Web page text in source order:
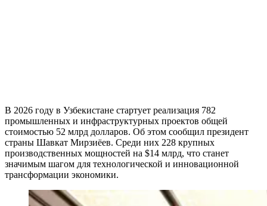
В 2026 году в Узбекистане стартует реализация 782
промышленных и инфраструктурных проектов общей
стоимостью 52 млрд долларов. Об этом сообщил президент
страны Шавкат Мирзиёев. Среди них 228 крупных
производственных мощностей на $14 млрд, что станет
значимым шагом для технологической и инновационной
трансформации экономики.